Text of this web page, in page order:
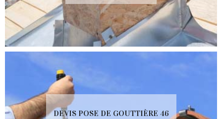
DEVIS POSE DE GOUTTIÈRE 46